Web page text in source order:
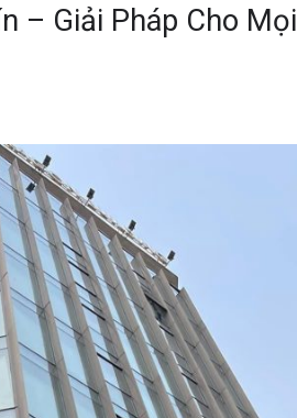
– Giải Pháp Cho Mọi